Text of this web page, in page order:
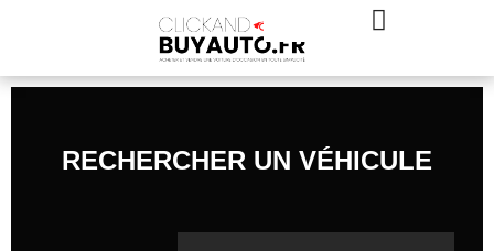
RECHERCHER UN VÉHICULE